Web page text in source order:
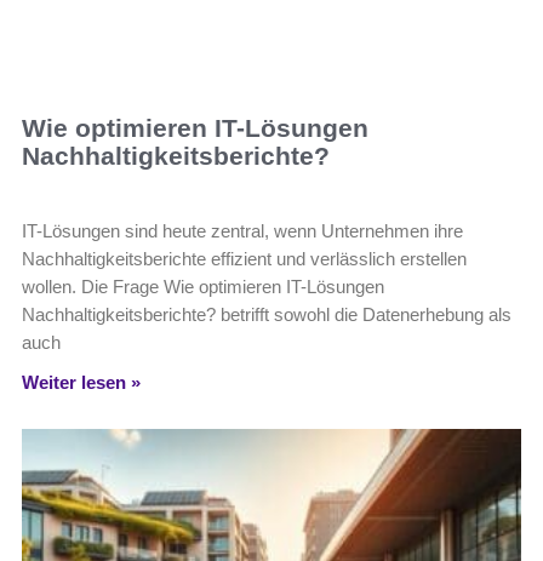
Wie optimieren IT-Lösungen
Nachhaltigkeitsberichte?
IT-Lösungen sind heute zentral, wenn Unternehmen ihre
Nachhaltigkeitsberichte effizient und verlässlich erstellen
wollen. Die Frage Wie optimieren IT-Lösungen
Nachhaltigkeitsberichte? betrifft sowohl die Datenerhebung als
auch
Weiter lesen »